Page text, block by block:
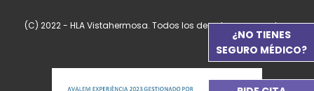
(C) 2022 - HLA Vistahermosa. Todos los derechos reservados.
¿NO TIENES
SEGURO MÉDICO?